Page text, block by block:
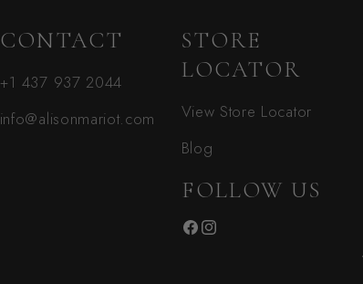
CONTACT
+1 437 937 2044
info@alisonmariot.com
STORE
LOCATOR
View Store Locator
Blog
FOLLOW US
Facebook
Instagram